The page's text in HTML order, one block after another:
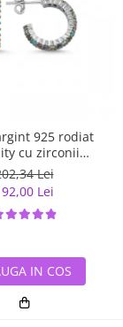
925 rodiat
cu zirconii
ETU0028
Lei
Lei
IN COS